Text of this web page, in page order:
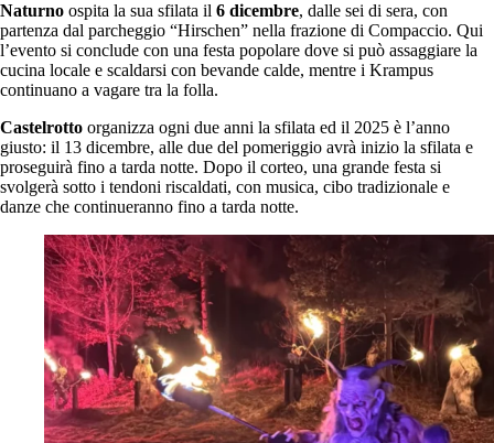
Naturno ospita la sua sfilata il 6 dicembre, dalle sei di sera, con
partenza dal parcheggio “Hirschen” nella frazione di Compaccio. Qui
l’evento si conclude con una festa popolare dove si può assaggiare la
cucina locale e scaldarsi con bevande calde, mentre i Krampus
continuano a vagare tra la folla.
Castelrotto organizza ogni due anni la sfilata ed il 2025 è l’anno
giusto: il 13 dicembre, alle due del pomeriggio avrà inizio la sfilata e
proseguirà fino a tarda notte. Dopo il corteo, una grande festa si
svolgerà sotto i tendoni riscaldati, con musica, cibo tradizionale e
danze che continueranno fino a tarda notte.